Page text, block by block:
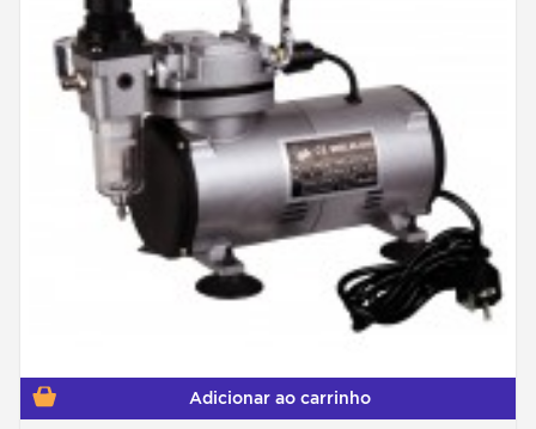
Adicionar ao carrinho